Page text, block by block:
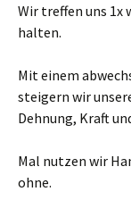
Wir treffen uns 1x
halten.
Mit einem
steigern wir
Dehnung, Kraft
Mal nutzen wir
ohne.